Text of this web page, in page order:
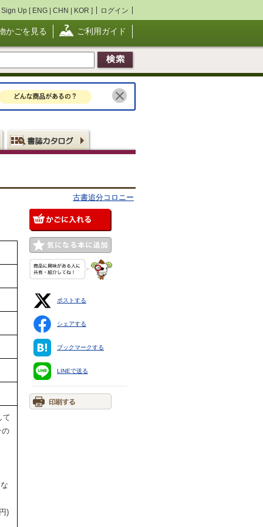
Sign Up [ ENG | CHN | KOR ] ログイン
かごを見る ご利用ガイド
古書追分コロニー
て
の
)
ポストする
シェアする
ブックマークする
LINEで送る